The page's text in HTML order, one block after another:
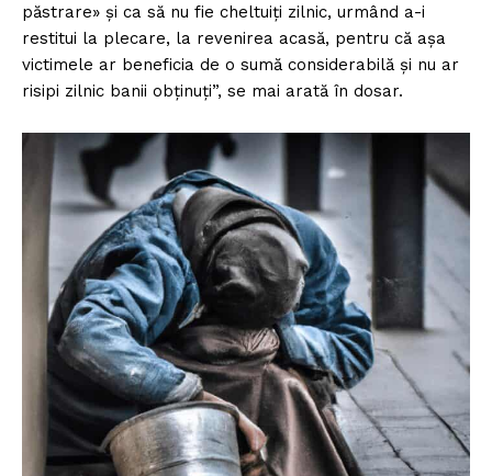
păstrare» și ca să nu fie cheltuiți zilnic, urmând a-i
restitui la plecare, la revenirea acasă, pentru că așa
victimele ar beneficia de o sumă considerabilă și nu ar
risipi zilnic banii obținuți”, se mai arată în dosar.